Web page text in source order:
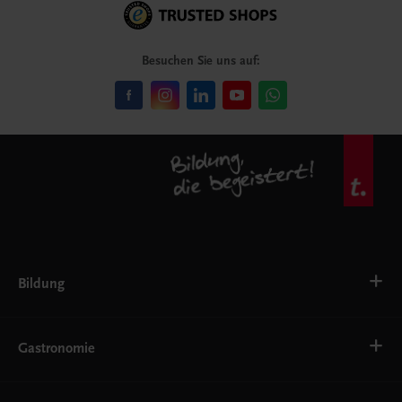
Besuchen Sie uns auf:
Bildung
Ernährung
Gastronomie